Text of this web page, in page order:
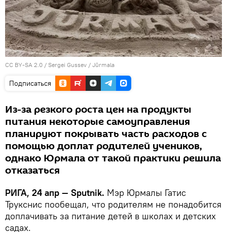
CC BY-SA 2.0 / Sergei Gussev / Jūrmala
Подписаться
Из-за резкого роста цен на продукты
питания некоторые самоуправления
планируют покрывать часть расходов с
помощью доплат родителей учеников,
однако Юрмала от такой практики решила
отказаться
РИГА, 24 апр — Sputnik. Мэр Юрмалы Гатис
Трукснис пообещал, что родителям не понадобится
доплачивать за питание детей в школах и детских
садах.